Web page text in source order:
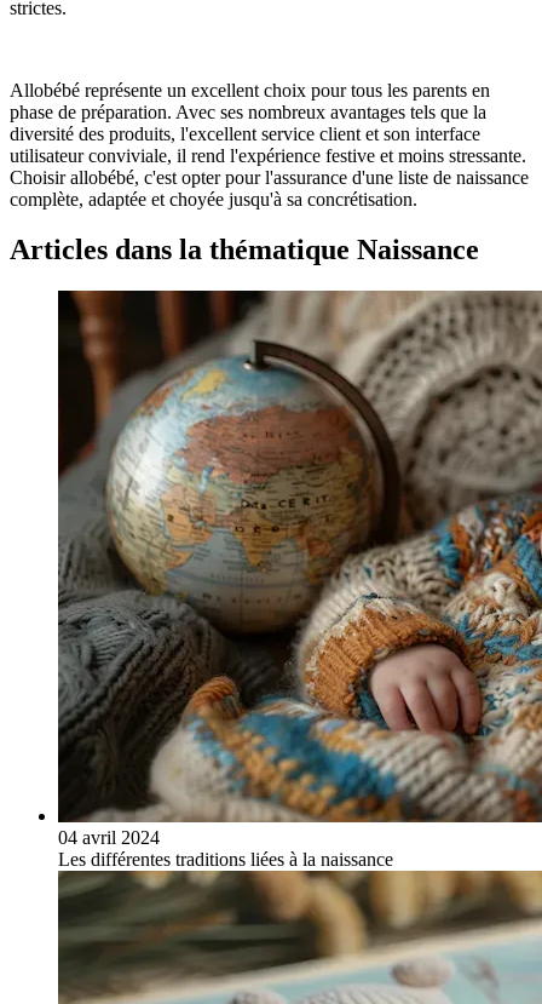
strictes.
Allobébé représente un excellent choix pour tous les parents en
phase de préparation. Avec ses nombreux avantages tels que la
diversité des produits, l'excellent service client et son interface
utilisateur conviviale, il rend l'expérience festive et moins stressante.
Choisir allobébé, c'est opter pour l'assurance d'une liste de naissance
complète, adaptée et choyée jusqu'à sa concrétisation.
Articles dans la thématique Naissance
04 avril 2024
Les différentes traditions liées à la naissance